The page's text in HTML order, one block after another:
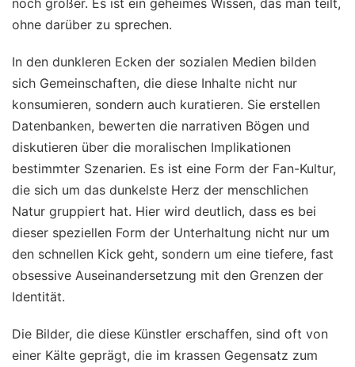
ohne darüber zu sprechen.
In den dunkleren Ecken der sozialen Medien bilden
sich Gemeinschaften, die diese Inhalte nicht nur
konsumieren, sondern auch kuratieren. Sie erstellen
Datenbanken, bewerten die narrativen Bögen und
diskutieren über die moralischen Implikationen
bestimmter Szenarien. Es ist eine Form der Fan-Kultur,
die sich um das dunkelste Herz der menschlichen
Natur gruppiert hat. Hier wird deutlich, dass es bei
dieser speziellen Form der Unterhaltung nicht nur um
den schnellen Kick geht, sondern um eine tiefere, fast
obsessive Auseinandersetzung mit den Grenzen der
Identität.
Die Bilder, die diese Künstler erschaffen, sind oft von
einer Kälte geprägt, die im krassen Gegensatz zum